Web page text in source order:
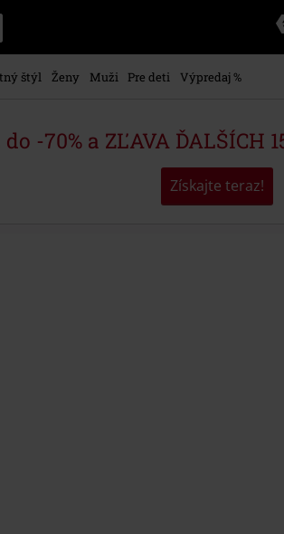
štýl Ženy Muži Pre deti Výpredaj %
-70% a ZĽAVA ĎALŠÍCH
Získajte teraz!